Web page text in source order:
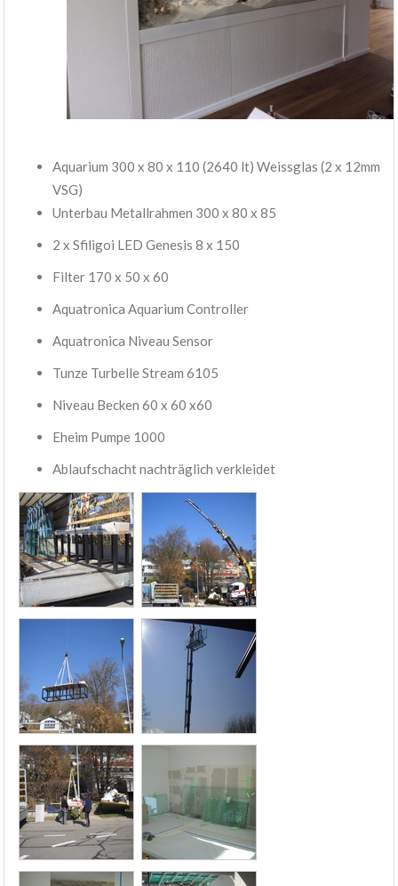
Aquarium 300 x 80 x 110 (2640 lt) Weissglas (2 x 12mm
VSG)
Unterbau Metallrahmen 300 x 80 x 85
2 x Sfiligoi LED Genesis 8 x 150
Filter 170 x 50 x 60
Aquatronica Aquarium Controller
Aquatronica Niveau Sensor
Tunze Turbelle Stream 6105
Niveau Becken 60 x 60 x60
Eheim Pumpe 1000
Ablaufschacht nachträglich verkleidet